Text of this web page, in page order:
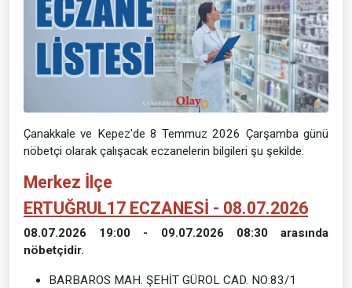
Çanakkale ve Kepez'de 8 Temmuz 2026 Çarşamba günü
nöbetçi olarak çalışacak eczanelerin bilgileri şu şekilde:
Merkez İlçe
ERTUĞRUL17 ECZANESİ - 08.07.2026
08.07.2026 19:00 - 09.07.2026 08:30 arasında
nöbetçidir.
BARBAROS MAH. ŞEHİT GÜROL CAD. NO:83/1